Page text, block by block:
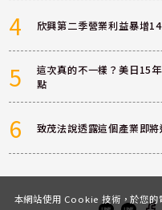
4 欣興第二季營業利益暴增
5
這次真的不一樣？美日15
點
6 致茂法說透露這個產業即將
本網站使用 Cookie 技術，於您的